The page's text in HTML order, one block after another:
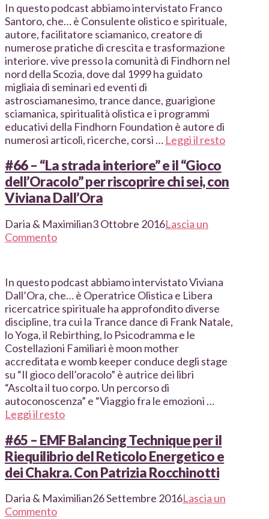
In questo podcast abbiamo intervistato Franco
Santoro, che… è Consulente olistico e spirituale,
autore, facilitatore sciamanico, creatore di
numerose pratiche di crescita e trasformazione
interiore. vive presso la comunità di Findhorn nel
nord della Scozia, dove dal 1999 ha guidato
migliaia di seminari ed eventi di
astrosciamanesimo, trance dance, guarigione
sciamanica, spiritualità olistica e i programmi
educativi della Findhorn Foundation è autore di
numerosi articoli, ricerche, corsi … Leggi il resto
#66 – “La strada interiore” e il “Gioco
dell’Oracolo” per riscoprire chi sei, con
Viviana Dall’Ora
Daria & Maximilian3 Ottobre 2016Lascia un
Commento
In questo podcast abbiamo intervistato Viviana
Dall’Ora, che… è Operatrice Olistica e Libera
ricercatrice spirituale ha approfondito diverse
discipline, tra cui la Trance dance di Frank Natale,
lo Yoga, il Rebirthing, lo Psicodramma e le
Costellazioni Familiari è moon mother
accreditata e womb keeper conduce degli stage
su “Il gioco dell’oracolo” è autrice dei libri
“Ascolta il tuo corpo. Un percorso di
autoconoscenza” e “Viaggio fra le emozioni …
Leggi il resto
#65 – EMF Balancing Technique per il
Riequilibrio del Reticolo Energetico e
dei Chakra. Con Patrizia Rocchinotti
Daria & Maximilian26 Settembre 2016Lascia un
Commento